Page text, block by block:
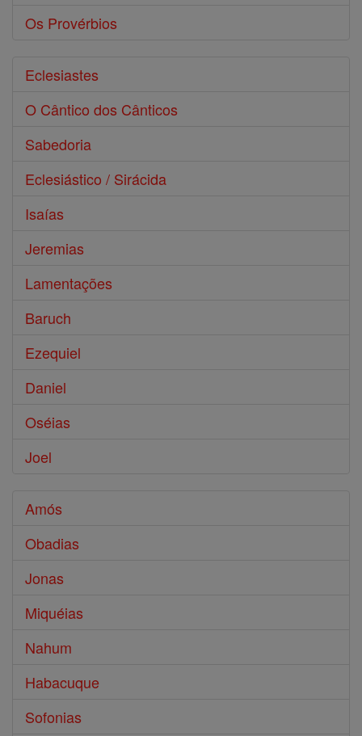
Os Provérbios
Eclesiastes
O Cântico dos Cânticos
Sabedoria
Eclesiástico / Sirácida
Isaías
Jeremias
Lamentações
Baruch
Ezequiel
Daniel
Oséias
Joel
Amós
Obadias
Jonas
Miquéias
Nahum
Habacuque
Sofonias